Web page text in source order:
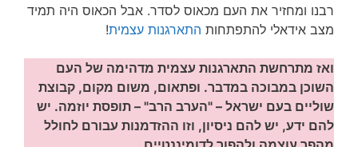
רבנו ומחזיר את העם מכאוס לסדר. אבל הכאוס היה תמיד
מצב אידאלי להתפתחות התארגנות עצמית!
ואז מתרחשת התארגנות עצמית מדהימה של העם
השוכן במבוכה במדבר. ופתאום, משום מקום, קבוצת
שוליים בעם ישראל – "הערב הרב" – תופסת יוזמה. יש
להם ידע, יש להם ניסיון, וזו ההזדמנות עבורם לחולל